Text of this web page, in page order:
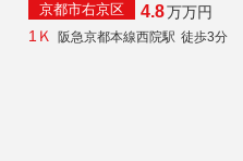
京都市右京区 4.8万万円
1Ｋ
阪急京都本線西院駅 徒歩3分